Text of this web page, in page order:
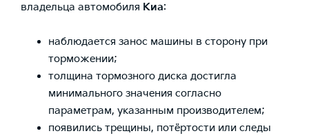
владельца автомобиля Киа:
наблюдается занос машины в сторону при
торможении;
толщина тормозного диска достигла
минимального значения согласно
параметрам, указанным производителем;
появились трещины, потёртости или следы